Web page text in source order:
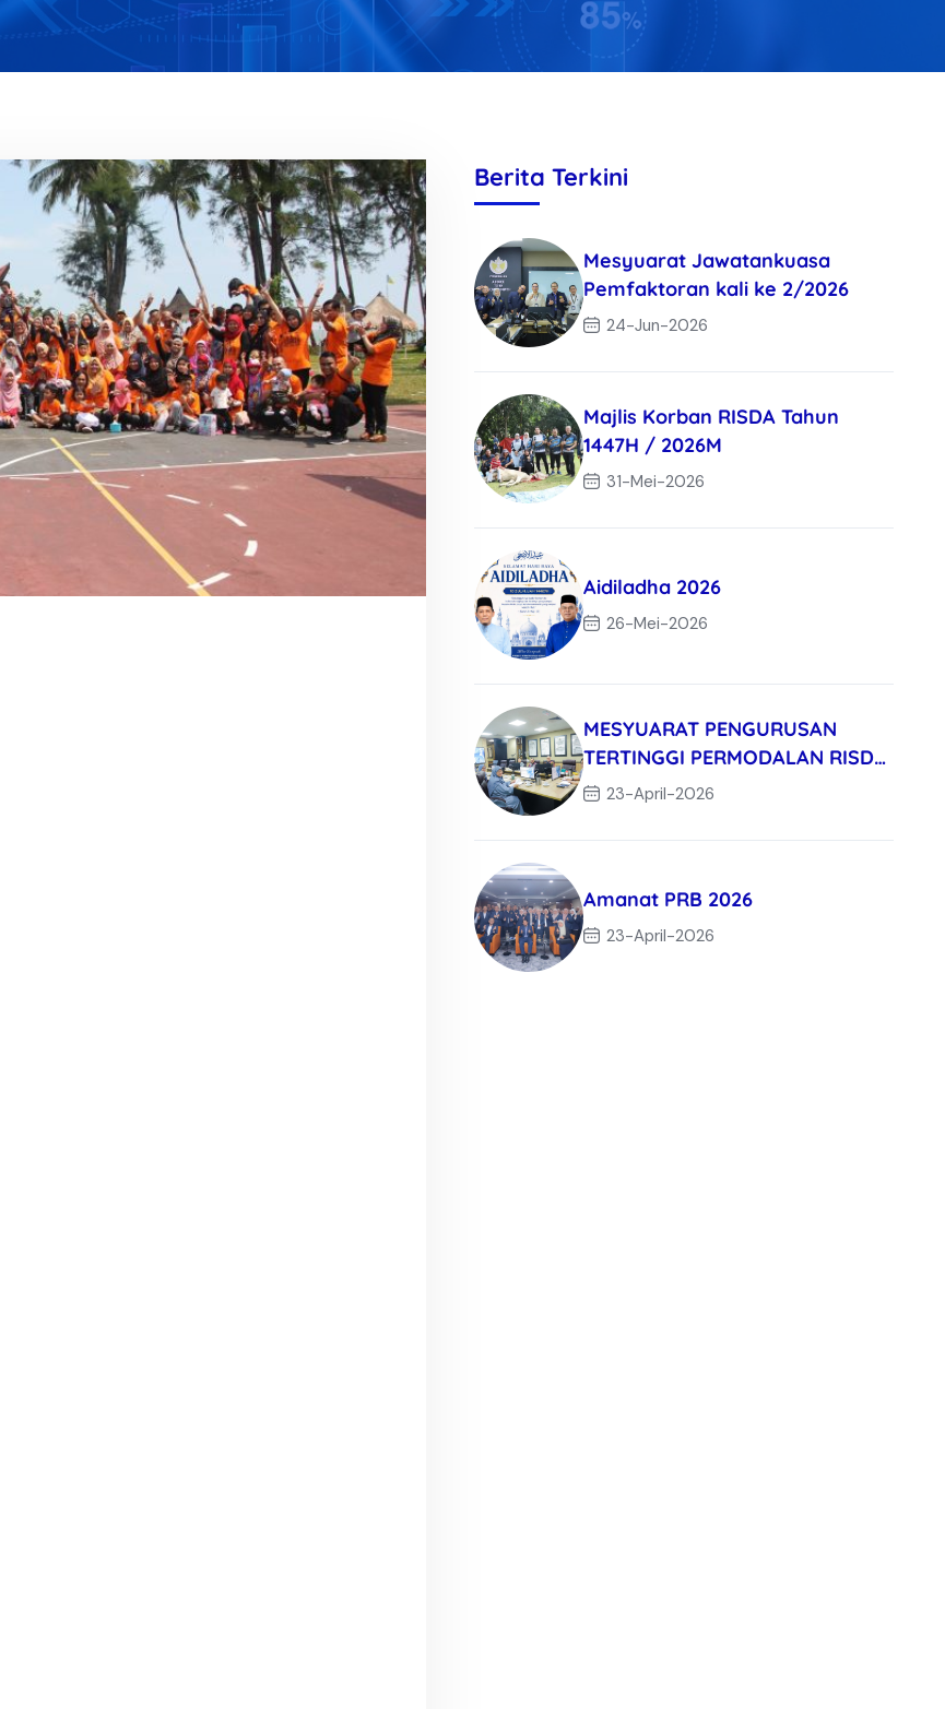
Berita Terkini
Mesyuarat Jawatankuasa
Pemfaktoran kali ke 2/2026
24-Jun-2026
Majlis Korban RISDA Tahun
1447H / 2026M
31-Mei-2026
Aidiladha 2026
26-Mei-2026
MESYUARAT PENGURUSAN
TERTINGGI PERMODALAN RISDA
BERHAD KALI KE-3/
23-April-2026
Amanat PRB 2026
23-April-2026